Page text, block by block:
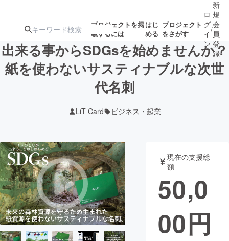
プロジェクトを掲
載するには
はじ
める
プロジェクト
をさがす
注目の新着プロ募集終了が近いプ
テクノロジー・ガジェット
映像・映画 書籍・雑誌
ビジネス・起業 チャレンジ
ロ
グ
イ
ン
/
新
規
会
員
登
録
出来る事からSDGsを始めませんか？
紙を使わないサスティナブルな次世
代名刺
LiT Card ビジネス・起業
現在の支援総
額
50,0
00円